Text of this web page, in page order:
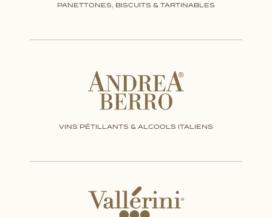
PANETTONES, BISCUITS & TARTINABLES
VINS PÉTILLANTS & ALCOOLS ITALIENS